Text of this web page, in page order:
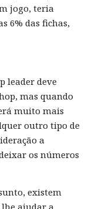
jogo, teria
6% das fichas,
leader deve
mas quando
muito mais
outro tipo de
a
os números
existem
ajudar a